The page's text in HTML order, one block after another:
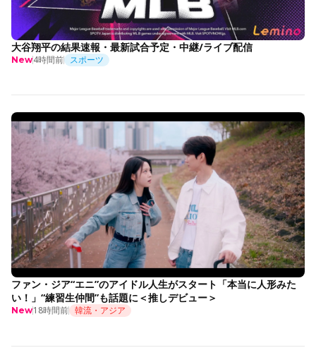
大谷翔平の結果速報・最新試合予定・中継/ライブ配信
New4時間前 スポーツ
ファン・ジア“エニ”のアイドル人生がスタート「本当に人形みた
い！」“練習生仲間”も話題に＜推しデビュー＞
New18時間前 韓流・アジア